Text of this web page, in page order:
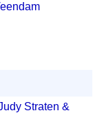
Straten &